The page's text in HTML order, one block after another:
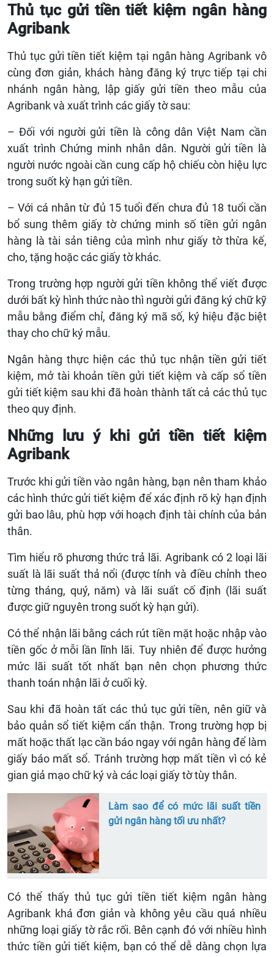
Thủ tục gửi tiền tiết kiệm ngân hàng
Agribank
Thủ tục gửi tiền tiết kiệm tại ngân hàng Agribank vô
cùng đơn giản, khách hàng đăng ký trực tiếp tại chi
nhánh ngân hàng, lập giấy gửi tiền theo mẫu của
Agribank và xuất trình các giấy tờ sau:
– Đối với người gửi tiền là công dân Việt Nam cần
xuất trình Chứng minh nhân dân. Người gửi tiền là
người nước ngoài cần cung cấp hộ chiếu còn hiệu lực
trong suốt kỳ hạn gửi tiền.
– Với cá nhân từ đủ 15 tuổi đến chưa đủ 18 tuổi cần
bổ sung thêm giấy tờ chứng minh số tiền gửi ngân
hàng là tài sản tiêng của mình như giấy tờ thừa kế,
cho, tặng hoặc các giấy tờ khác.
Trong trường hợp người gửi tiền không thể viết được
dưới bất kỳ hình thức nào thì người gửi đăng ký chữ kỹ
mẫu bằng điểm chỉ, đăng ký mã số, ký hiệu đặc biệt
thay cho chữ ký mẫu.
Ngân hàng thực hiện các thủ tục nhận tiền gửi tiết
kiệm, mở tài khoản tiền gửi tiết kiệm và cấp sổ tiền
gửi tiết kiệm sau khi đã hoàn thành tất cả các thủ tục
theo quy định.
Những lưu ý khi gửi tiền tiết kiệm
Agribank
Trước khi gửi tiền vào ngân hàng, bạn nên tham khảo
các hình thức gửi tiết kiệm để xác định rõ kỳ hạn định
gửi bao lâu, phù hợp với hoạch định tài chính của bản
thân.
Tìm hiểu rõ phương thức trả lãi. Agribank có 2 loại lãi
suất là lãi suất thả nổi (được tính và điều chỉnh theo
từng tháng, quý, năm) và lãi suất cố định (lãi suất
được giữ nguyên trong suốt kỳ hạn gửi).
Có thể nhận lãi bằng cách rút tiền mặt hoặc nhập vào
tiền gốc ở mỗi lần lĩnh lãi. Tuy nhiên để được hưởng
mức lãi suất tốt nhất bạn nên chọn phương thức
thanh toán nhận lãi ở cuối kỳ.
Sau khi đã hoàn tất các thủ tục gửi tiền, nên giữ và
bảo quản sổ tiết kiệm cẩn thận. Trong trường hợp bị
mất hoặc thất lạc cần báo ngay với ngân hàng để làm
giấy báo mất sổ. Tránh trường hợp mất tiền vì có kẻ
gian giả mạo chữ ký và các loại giấy tờ tùy thân.
Làm sao để có mức lãi suất tiền
gửi ngân hàng tối ưu nhất?
Có thể thấy thủ tục gửi tiền tiết kiệm ngân hàng
Agribank khá đơn giản và không yêu cầu quá nhiều
những loại giấy tờ rắc rối. Bên cạnh đó với nhiều hình
thức tiền gửi tiết kiệm, bạn có thể dễ dàng chọn lựa